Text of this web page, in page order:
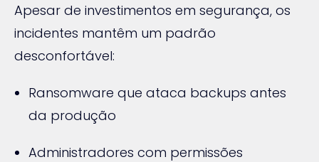
Apesar de investimentos em segurança, os
incidentes mantêm um padrão
desconfortável:
Ransomware que ataca backups antes
da produção
Administradores com permissões